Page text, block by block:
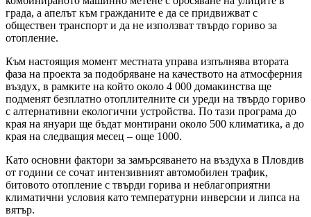
града, а апелът към гражданите е да се придвижват с
обществен транспорт и да не използват твърдо гориво за
отопление.
Към настоящия момент местната управа изпълнява втората
фаза на проекта за подобряване на качеството на атмосферния
въздух, в рамките на който около 4 000 домакинства ще
подменят безплатно отоплителните си уреди на твърдо гориво
с алтернативни екологични устройства. По тази програма до
края на януари ще бъдат монтирани около 500 климатика, а до
края на следващия месец – още 1000.
Като основни фактори за замърсяването на въздуха в Пловдив
от години се сочат интензивният автомобилен трафик,
битовото отопление с твърди горива и неблагоприятни
климатични условия като температурни инверсии и липса на
вятър.